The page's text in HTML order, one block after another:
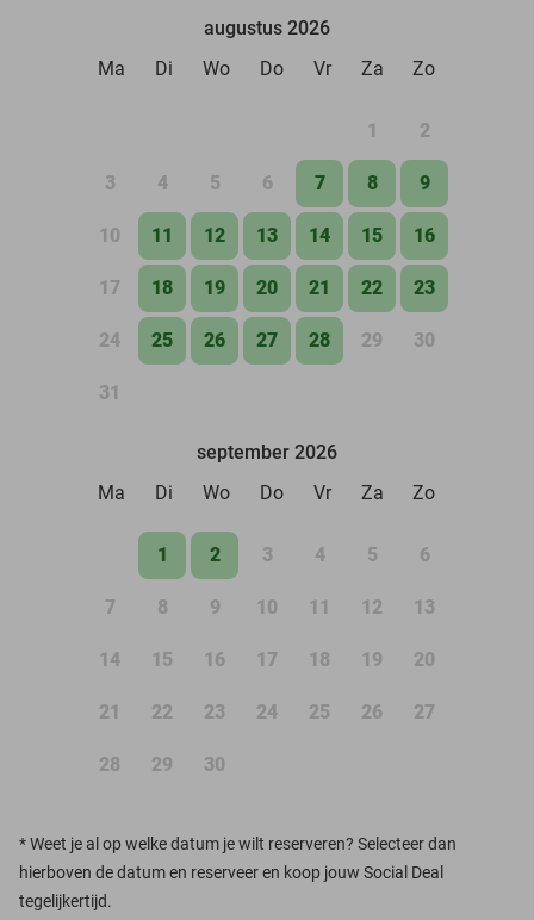
augustus 2026
Ma
Di Wo Do Vr Za Zo
1 2
3 4 5 6 7 8 9
10 11 12 13 14 15 16
17 18 19 20 21 22 23
24 25 26 27 28 29 30
31
september 2026
Ma
Di Wo Do Vr Za Zo
1 2 3 4 5 6
7 8 9 10 11 12 13
14 15 16 17 18 19 20
21 22 23 24 25 26 27
28 29 30
*Weet je al op welke datum je wilt reserveren? Selecteer dan
hierboven de datum en reserveer en koop jouw Social Deal
tegelijkertijd.